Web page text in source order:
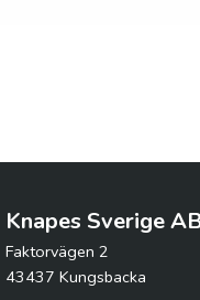
Knapes Sverige
Faktorvägen 2
43437 Kungsbacka